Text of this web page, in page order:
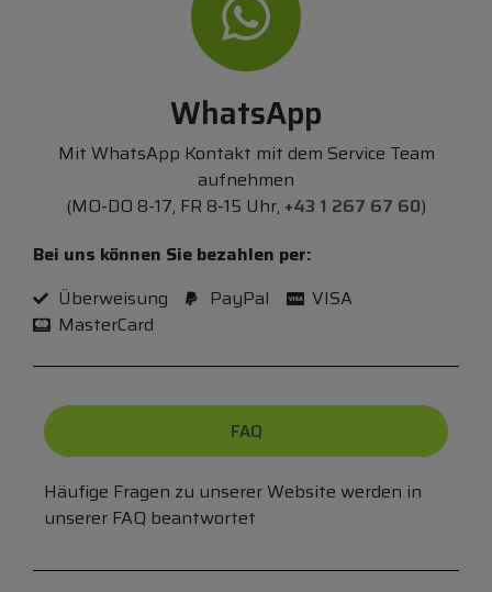
WhatsApp
Mit WhatsApp Kontakt mit dem Service Team
aufnehmen
(MO-DO 8-17, FR 8-15 Uhr, +43 1 267 67 60)
Bei uns können Sie bezahlen per:
Überweisung
PayPal
VISA
MasterCard
FAQ
Häufige Fragen zu unserer Website werden in
unserer FAQ beantwortet